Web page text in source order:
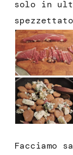
solo in
Facciamo